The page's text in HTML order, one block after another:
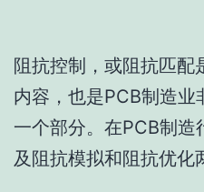
阻抗控制，或阻抗匹配
内容，也是PCB制造业
一个部分。在PCB制
及阻抗模拟和阻抗优化